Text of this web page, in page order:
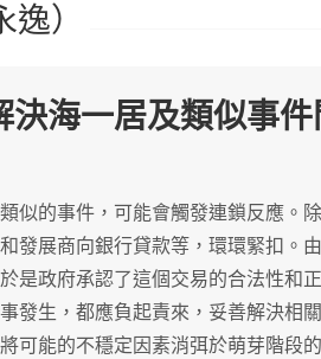
）
決海一居及類似事件
類似的事件，可能會觸發連鎖反應。
發展商向銀行貸款等，環環緊扣。
是政府承認了這個交易的合法性和
發生，都應負起責來，妥善解決相
可能的不穩定因素消弭於萌芽階段